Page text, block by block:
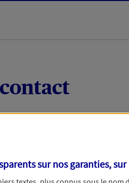
sur nos garanties,